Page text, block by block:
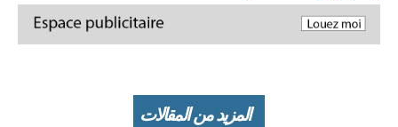
المزيد من المقالات